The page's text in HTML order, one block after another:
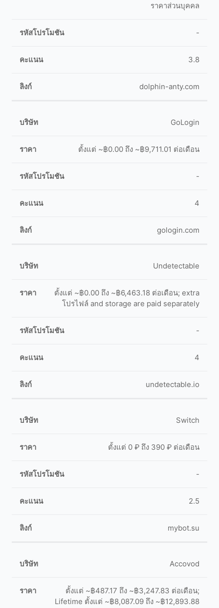
ราคาส่วนบุคคล
-
3.8
dolphin-anty.com
GoLogin
ตั้งแต่ ~฿0.00 ถึง ~฿9,711.01 ต่อเดือน
-
4
gologin.com
Undetectable
ตั้งแต่ ~฿0.00 ถึง ~฿6,463.18 ต่อเดือน; extra
โปรไฟล์ and storage are paid separately
-
4
undetectable.io
Switch
ตั้งแต่ 0 ₽ ถึง 390 ₽ ต่อเดือน
-
2.5
mybot.su
Accovod
ตั้งแต่ ~฿487.17 ถึง ~฿3,247.83 ต่อเดือน;
Lifetime ตั้งแต่ ~฿8,087.09 ถึง ~฿12,893.88